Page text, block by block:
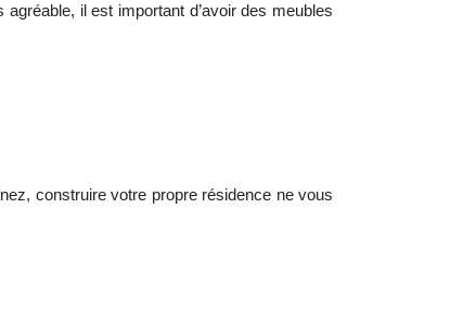
il est important d’avoir des meubles
construire votre propre résidence ne vous